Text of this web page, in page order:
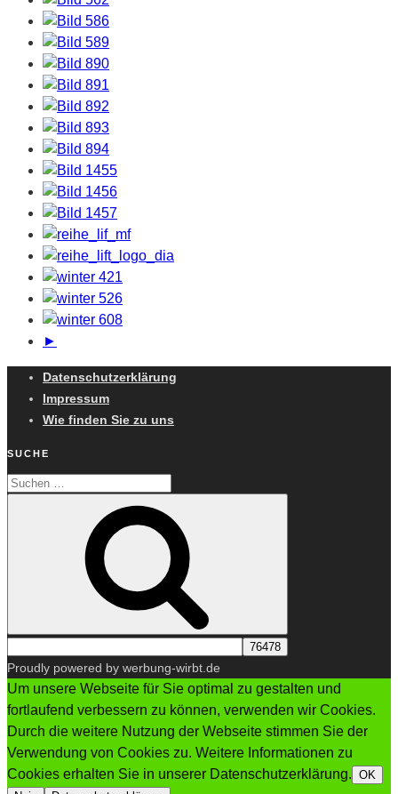
►
Datenschutzerklärung
Impressum
Wie finden Sie zu uns
SUCHE
Suchen
Proudly powered by werbung-wirbt.de
Um unsere Webseite für Sie optimal zu gestalten und
fortlaufend verbessern zu können, verwenden wir Cookies.
Durch die weitere Nutzung der Webseite stimmen Sie der
Verwendung von Cookies zu. Weitere Informationen zu
Cookies erhalten Sie in unserer Datenschutzerklärung. OK